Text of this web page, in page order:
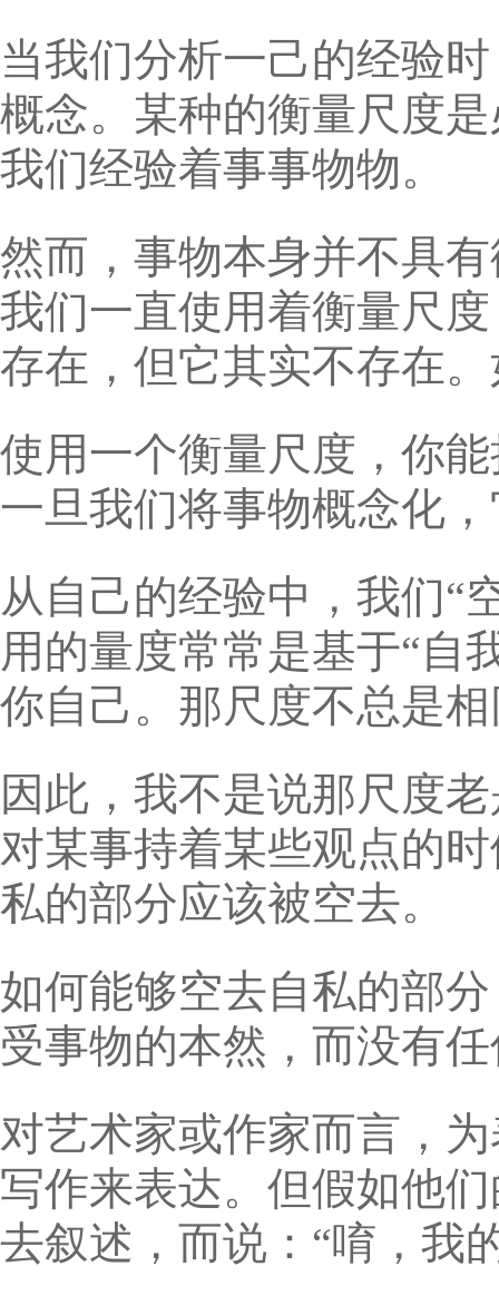
当我们分析一己的经验
概念。某种的衡量尺度
我们经验着事事物物。
然而，事物本身并不具
我们一直使用着衡量尺
存在，但它其实不存在
使用一个衡量尺度，你
一旦我们将事物概念化
从自己的经验中，我们“
用的量度常常是基于“自
你自己。那尺度不总是
因此，我不是说那尺度
对某事持着某些观点的
私的部分应该被空去。
如何能够空去自私的部
受事物的本然，而没有
对艺术家或作家而言，
写作来表达。但假如他
去叙述，而说：“唷，我